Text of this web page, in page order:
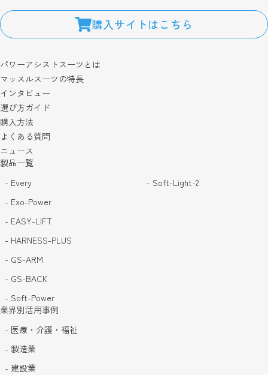
購入サイトはこちら
パワーアシストスーツとは
マッスルスーツの特長
インタビュー
選び方ガイド
購入方法
よくある質問
ニュース
製品一覧
- Every
- Exo-Power
- EASY-LIFT
- HARNESS-PLUS
- GS-ARM
- GS-BACK
- Soft-Power
- Soft-Light-2
業界別活用事例
- 医療・介護・福祉
- 製造業
- 建設業